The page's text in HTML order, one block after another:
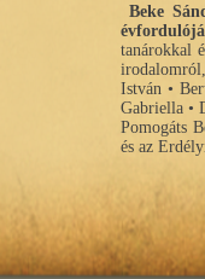
Beke
tanárokkal
István •
Gabriella •
Pomogáts
és az